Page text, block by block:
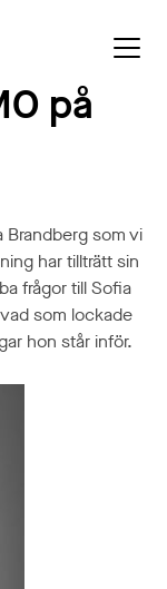
Sofia
på
som vi
har tillträtt sin
frågor till Sofia
som lockade
hon står inför.